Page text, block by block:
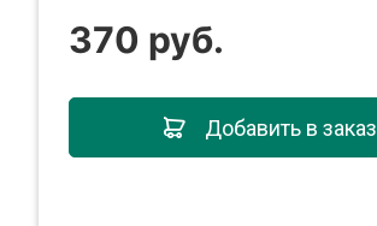
370 руб.
Добавить в заказ